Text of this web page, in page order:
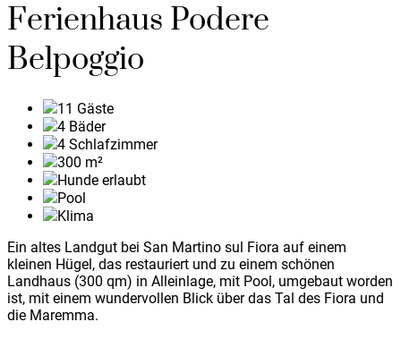
Ferienhaus Podere
Belpoggio
11 Gäste
4 Bäder
4 Schlafzimmer
300 m²
Hunde erlaubt
Pool
Klima
Ein altes Landgut bei San Martino sul Fiora auf einem
kleinen Hügel, das restauriert und zu einem schönen
Landhaus (300 qm) in Alleinlage, mit Pool, umgebaut worden
ist, mit einem wundervollen Blick über das Tal des Fiora und
die Maremma.